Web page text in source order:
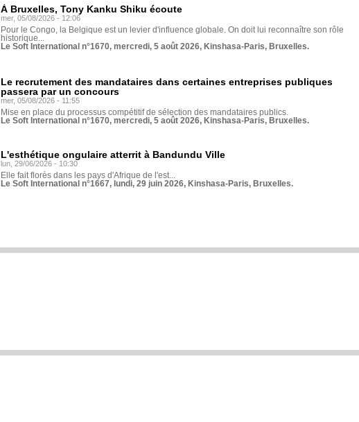
À Bruxelles, Tony Kanku Shiku écoute
mer, 05/08/2026 - 12:06
Pour le Congo, la Belgique est un levier d'influence globale. On doit lui reconnaître son rôle
historique...
Le Soft International n°1670, mercredi, 5 août 2026, Kinshasa-Paris, Bruxelles.
Le recrutement des mandataires dans certaines entreprises publiques
passera par un concours
mer, 05/08/2026 - 11:55
Mise en place du processus compétitif de sélection des mandataires publics.
Le Soft International n°1670, mercredi, 5 août 2026, Kinshasa-Paris, Bruxelles.
L'esthétique ongulaire atterrit à Bandundu Ville
lun, 29/06/2026 - 10:30
Elle fait florès dans les pays d'Afrique de l'est...
Le Soft International n°1667, lundi, 29 juin 2026, Kinshasa-Paris, Bruxelles.